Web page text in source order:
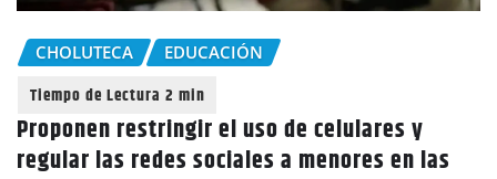
CHOLUTECA EDUCACIÓN
Proponen restringir el uso de celulares y
regular las redes sociales a menores en las